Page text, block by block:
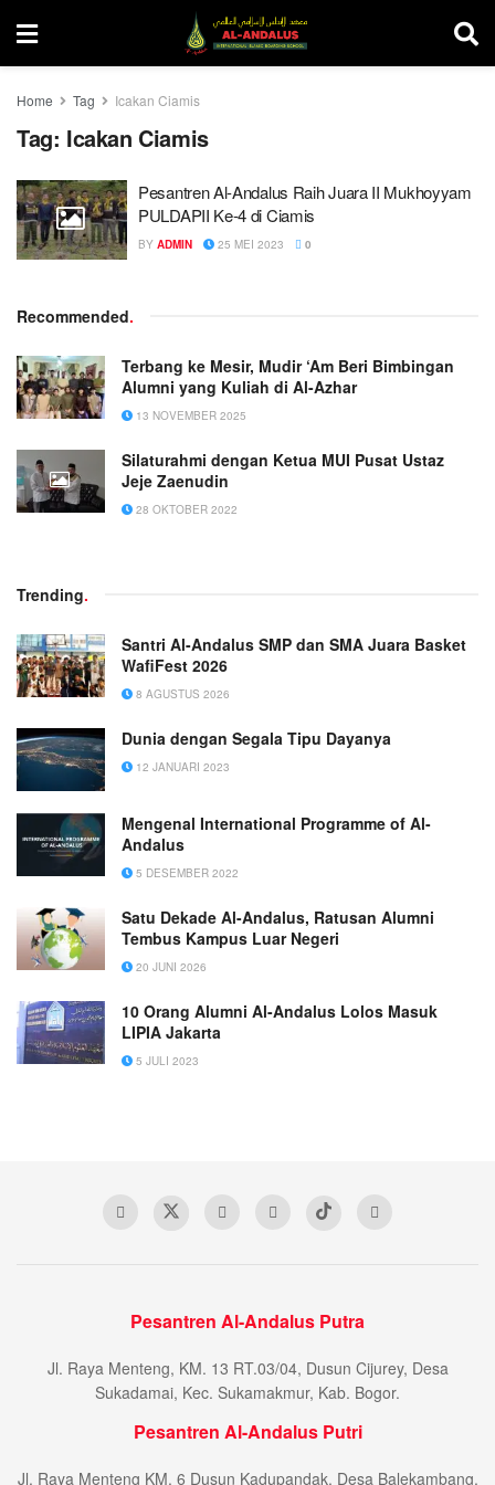
Home Tag Icakan Ciamis
Tag: Icakan Ciamis
Pesantren Al-Andalus Raih Juara II Mukhoyyam
PULDAPII Ke-4 di Ciamis
BY ADMIN 25 MEI 2023 0
Recommended.
Terbang ke Mesir, Mudir ‘Am Beri Bimbingan
Alumni yang Kuliah di Al-Azhar
13 NOVEMBER 2025
Silaturahmi dengan Ketua MUI Pusat Ustaz
Jeje Zaenudin
28 OKTOBER 2022
Trending.
Santri Al-Andalus SMP dan SMA Juara Basket
WafiFest 2026
8 AGUSTUS 2026
Dunia dengan Segala Tipu Dayanya
12 JANUARI 2023
Mengenal International Programme of Al-
Andalus
5 DESEMBER 2022
Satu Dekade Al-Andalus, Ratusan Alumni
Tembus Kampus Luar Negeri
20 JUNI 2026
10 Orang Alumni Al-Andalus Lolos Masuk
LIPIA Jakarta
5 JULI 2023
Pesantren Al-Andalus Putra
Jl. Raya Menteng, KM. 13 RT.03/04, Dusun Cijurey, Desa
Sukadamai, Kec. Sukamakmur, Kab. Bogor.
Pesantren Al-Andalus Putri
Jl. Raya Menteng KM. 6 Dusun Kadupandak, Desa Balekambang,